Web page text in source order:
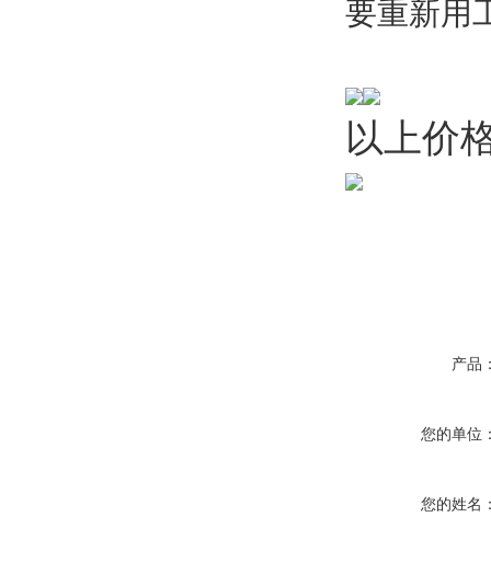
要重新用
以上价
产品
您的单位
您的姓名